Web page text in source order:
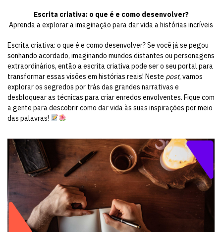
Escrita criativa: o que é e como desenvolver?
Aprenda a explorar a imaginação para dar vida a histórias incríveis
Escrita criativa: o que é e como desenvolver? Se você já se pegou
sonhando acordado, imaginando mundos distantes ou personagens
extraordinários, então a escrita criativa pode ser o seu portal para
transformar essas visões em histórias reais! Neste post, vamos
explorar os segredos por trás das grandes narrativas e
desbloquear as técnicas para criar enredos envolventes. Fique com
a gente para descobrir como dar vida às suas inspirações por meio
das palavras!